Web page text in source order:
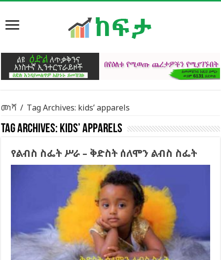
መነሻ / Tag Archives: kids’ apparels
Tag Archives: kids’ apparels
የልብስ ስፌት ሥራ – ቅድስት ሰለሞን ልብስ ስፌት